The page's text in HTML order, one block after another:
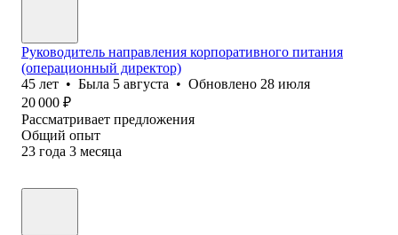
Руководитель направления корпоративного питания
(операционный директор)
45 лет • Была 5 августа • Обновлено 28 июля
20 000 ₽
Рассматривает предложения
Общий опыт
23 года 3 месяца